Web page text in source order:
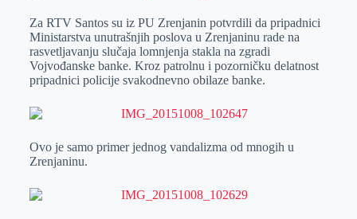
Za RTV Santos su iz PU Zrenjanin potvrdili da pripadnici
Ministarstva unutrašnjih poslova u Zrenjaninu rade na
rasvetljavanju slučaja lomnjenja stakla na zgradi
Vojvođanske banke. Kroz patrolnu i pozorničku delatnost
pripadnici policije svakodnevno obilaze banke.
Ovo je samo primer jednog vandalizma od mnogih u
Zrenjaninu.